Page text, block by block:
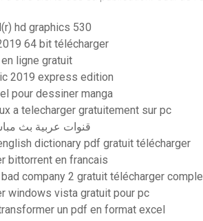
hd graphics 530
64 bit télécharger
ligne gratuit
2019 express edition
pour dessiner manga
a telecharger gratuitement sur pc
قنوات عربية بث
dictionary pdf gratuit télécharger
bittorrent en francais
company 2 gratuit télécharger
windows vista gratuit pour pc
un pdf en format excel